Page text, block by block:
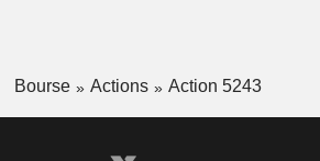
Bourse Actions Action 5243